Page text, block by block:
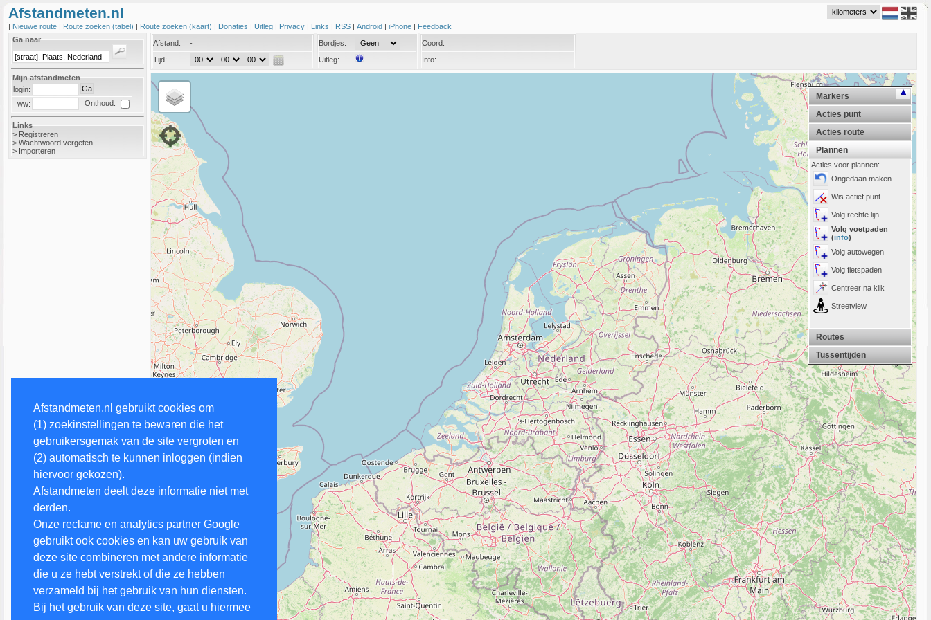
Afstandmeten.nl gebruikt cookies om
(1) zoekinstellingen te bewaren die het
gebruikersgemak van de site vergroten en
(2) automatisch te kunnen inloggen (indien
hiervoor gekozen).
Afstandmeten deelt deze informatie niet met
derden.
Onze reclame en analytics partner Google
gebruikt ook cookies en kan uw gebruik van
deze site combineren met andere informatie
die u ze hebt verstrekt of die ze hebben
verzameld bij het gebruik van hun diensten.
Bij het gebruik van deze site, gaat u hiermee
Afstandmeten.nl
| Nieuwe route | Route zoeken (tabel) | Route zoeken (kaart) | Donaties | Uitleg | Privacy | Links | RSS | Android | iPhone | Feedback
Ga naar
Mijn afstandmeten
login:
ww:
Onthoud:
Links
> Registreren
> Wachtwoord vergeten
> Importeren
Afstand:
-
Tijd:
Bordjes:
Uitleg:
Coord:
Info:
Markers
Acties punt
Acties route
Plannen
Acties voor plannen:
Ongedaan maken
Wis actief punt
Volg rechte lijn
Volg voetpaden
(info)
Volg autowegen
Volg fietspaden
Centreer na klik
Streetview
Routes
Tussentijden